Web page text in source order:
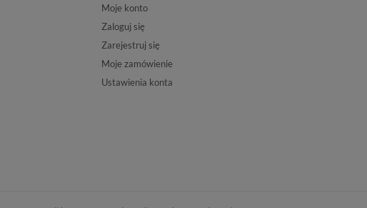
Moje konto
Zaloguj się
Zarejestruj się
Moje zamówienie
Ustawienia konta